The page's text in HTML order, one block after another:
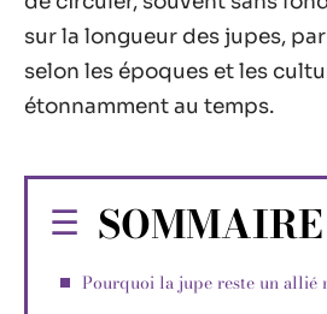
sur la longueur des jupes,
selon les époques et les
étonnamment au temps.
SOMMAIRE
Pourquoi la jupe reste un allié